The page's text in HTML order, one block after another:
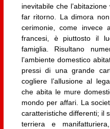
inevitabile che
far ritorno. La dimora
cerimonie, come invece
francesi, è piuttosto il
famiglia. Risultano
l’ambiente domestico
pressi di una grande
cogliere l’allusione al
che abita le mure
mondo per affari. La
caratteristiche differenti; il
terriera e